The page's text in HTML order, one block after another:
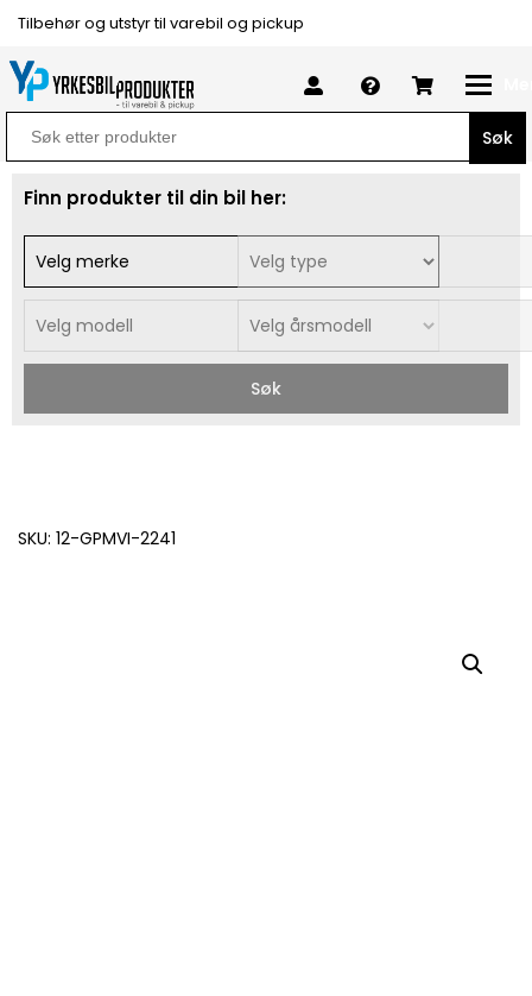
Tilbehør og utstyr til varebil og pickup
Search
for:
Finn produkter til din bil her:
Søk
SKU: 12-GPMVI-2241